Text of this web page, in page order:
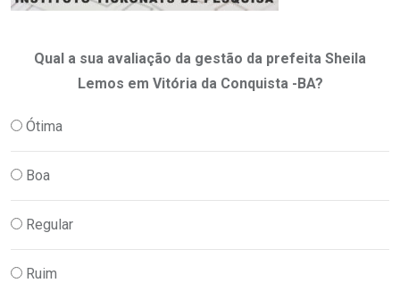
Qual a sua avaliação da gestão da prefeita Sheila
Lemos em Vitória da Conquista -BA?
Ótima
Boa
Regular
Ruim